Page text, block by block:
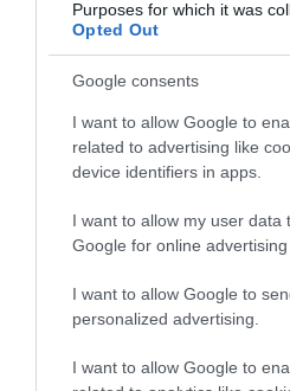
Purposes for which it was
Opted Out
Google consents
I want to allow Google to
related to advertising like
device identifiers in apps.
I want to allow my user data
Google for online advertising
I want to allow Google to
personalized advertising.
I want to allow Google to
Το σημάδι στο πόδι
θρόμβωση
31.07.2026 15:10
Τι είναι η
υποβλήθηκε ο